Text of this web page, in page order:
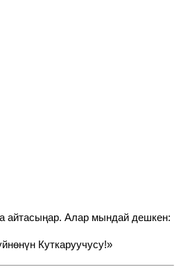
айтасыңар. Алар мындай дешкен:
Куткаруучусу!»